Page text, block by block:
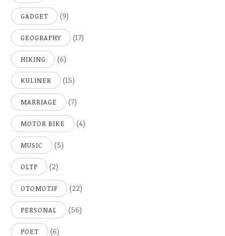
GADGET (9)
GEOGRAPHY (17)
HIKING (6)
KULINER (15)
MARRIAGE (7)
MOTOR BIKE (4)
MUSIC (5)
OLTP (2)
OTOMOTIF (22)
PERSONAL (56)
POET (6)